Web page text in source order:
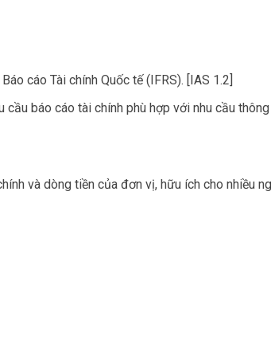
cáo Tài chính Quốc tế (IFRS). [IAS 1.2]
báo cáo tài chính phù hợp với nhu cầu
và dòng tiền của đơn vị, hữu ích cho nhiều